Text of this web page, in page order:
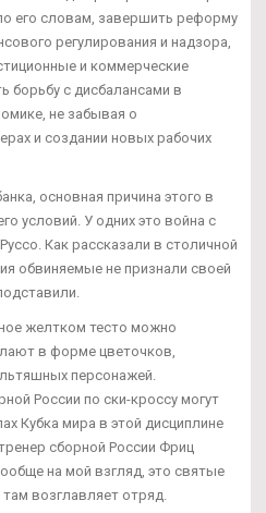
его словам, завершить реформу
регулирования и надзора,
и коммерческие
борьбу с дисбалансами в
не забывая о
и создании новых рабочих
основная причина этого в
условий. У одних это война с
Как рассказали в столичной
обвиняемые не признали своей
желтком тесто можно
в форме цветочков,
персонажей.
России по ски-кроссу могут
Кубка мира в этой дисциплине
сборной России Фриц
на мой взгляд, это святые
возглавляет отряд.